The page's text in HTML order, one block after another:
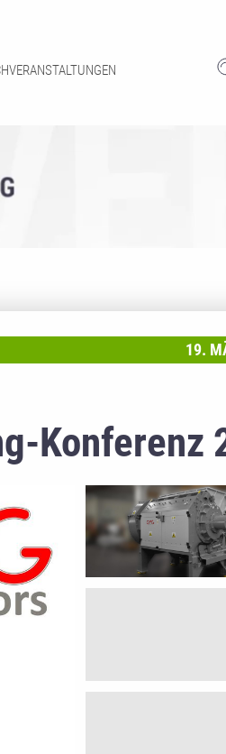
19.
Konferenz